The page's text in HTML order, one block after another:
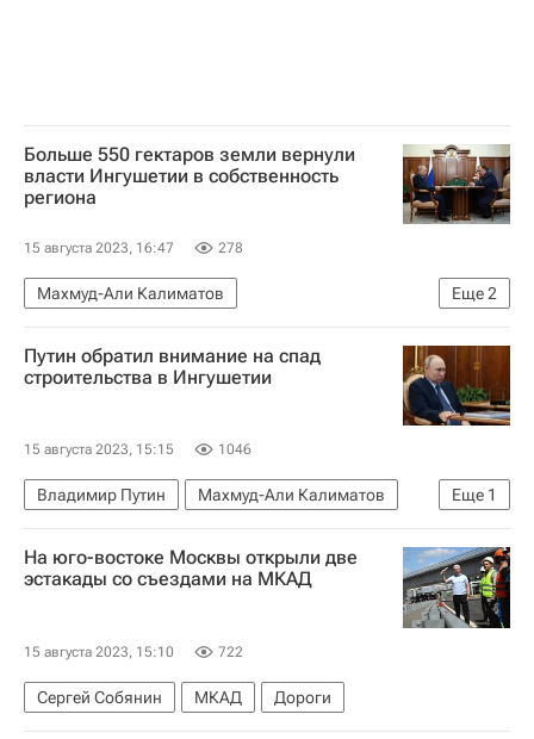
Больше 550 гектаров земли вернули
власти Ингушетии в собственность
региона
15 августа 2023, 16:47 278
Еще2
Махмуд-Али Калиматов
Республика Ингушетия
Земельные участки
Путин обратил внимание на спад
строительства в Ингушетии
15 августа 2023, 15:15 1046
Еще 1
Владимир Путин
Махмуд-Али Калиматов
Республика Ингушетия
На юго-востоке Москвы открыли две
эстакады со съездами на МКАД
15 августа 2023, 15:10 722
Сергей Собянин МКАД Дороги